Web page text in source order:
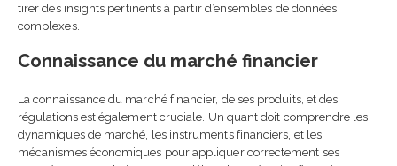
tirer des insights pertinents à partir d’ensembles de données
complexes.
Connaissance du marché financier
La connaissance du marché financier, de ses produits, et des
régulations est également cruciale. Un quant doit comprendre les
dynamiques de marché, les instruments financiers, et les
mécanismes économiques pour appliquer correctement ses